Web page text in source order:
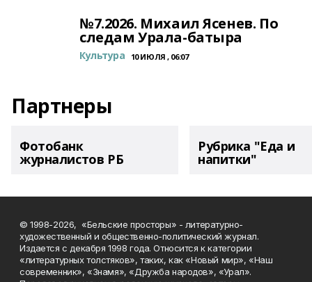
№7.2026. Михаил Ясенев. По
следам Урала-батыра
Культура 10 ИЮЛЯ , 06:07
Партнеры
Фотобанк
журналистов РБ
Рубрика "Еда и
напитки"
© 1998-2026, «Бельские просторы» - литературно-
художественный и общественно-политический журнал.
Издается с декабря 1998 года. Относится к категории
«литературных толстяков», таких, как «Новый мир», «Наш
современник», «Знамя», «Дружба народов», «Урал».